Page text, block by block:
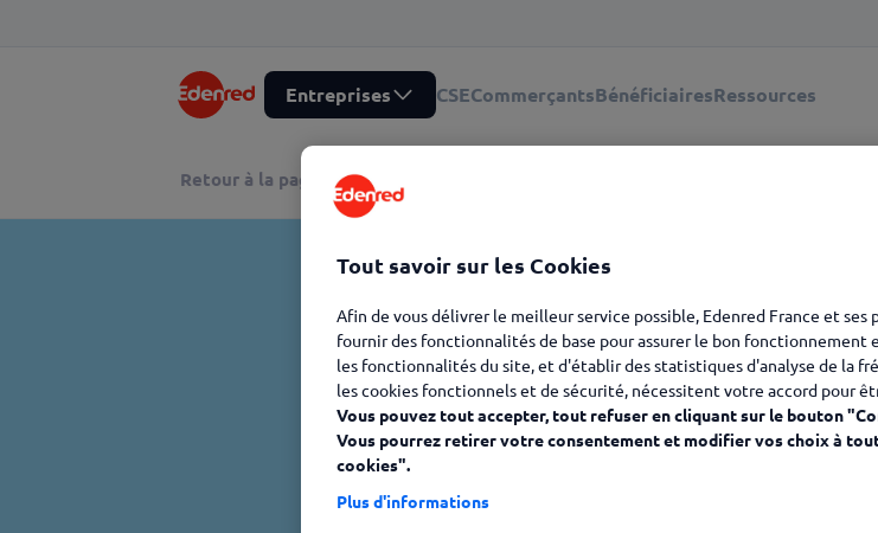
Entreprises CSECommerçantsBénéficiairesRessources
Retour à la page lexique
Tout savoir sur les Cookies
Afin de vous délivrer le meilleur service possible, Edenred France et
fournir des fonctionnalités de base pour assurer le bon
les fonctionnalités du site, et d'établir des statistiques d'analyse de la
les cookies fonctionnels et de sécurité, nécessitent votre accord pour
Vous pouvez tout accepter, tout refuser en cliquant sur le bouton
Vous pourrez retirer votre consentement et modifier vos choix à
cookies".
Plus d'informations